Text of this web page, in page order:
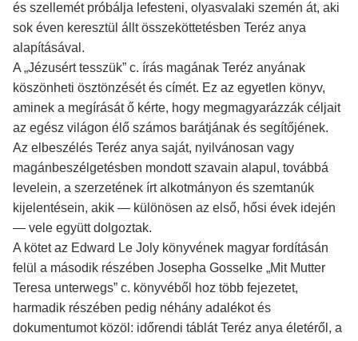
és szellemét próbálja lefesteni, olyasvalaki szemén át, aki
sok éven keresztül állt összeköttetésben Teréz anya
alapításával.
A „Jézusért tesszük” c. írás magának Teréz anyának
köszönheti ösztönzését és címét. Ez az egyetlen könyv,
aminek a megírását ő kérte, hogy megmagyarázzák céljait
az egész világon élő számos barátjának és segítőjének.
Az elbeszélés Teréz anya saját, nyilvánosan vagy
magánbeszélgetésben mondott szavain alapul, továbbá
levelein, a szerzetének írt alkotmányon és szemtanúk
kijelentésein, akik — különösen az első, hősi évek idején
— vele együtt dolgoztak.
A kötet az Edward Le Joly könyvének magyar fordításán
felül a második részében Josepha Gosselke „Mit Mutter
Teresa unterwegs” c. könyvéből hoz több fejezetet,
harmadik részében pedig néhány adalékot és
dokumentumot közöl: időrendi táblát Teréz anya életéről, a